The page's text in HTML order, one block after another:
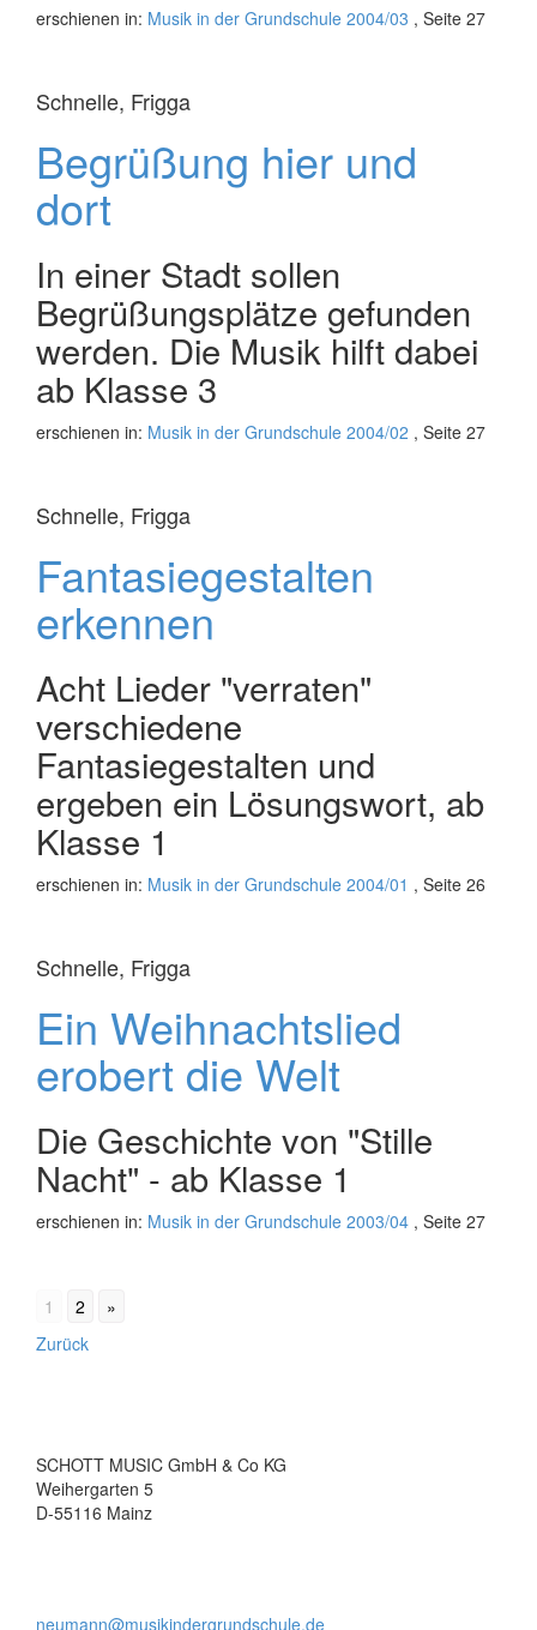
erschienen in: Musik in der Grundschule 2004/03 , Seite 27
Schnelle, Frigga
Begrüßung hier und
dort
In einer Stadt sollen
Begrüßungsplätze gefunden
werden. Die Musik hilft dabei 
ab Klasse 3
erschienen in: Musik in der Grundschule 2004/02 , Seite 27
Schnelle, Frigga
Fantasiegestalten
erkennen
Acht Lieder "verraten"
verschiedene
Fantasiegestalten und
ergeben ein Lösungswort, ab
Klasse 1
erschienen in: Musik in der Grundschule 2004/01 , Seite 26
Schnelle, Frigga
Ein Weihnachtslied
erobert die Welt
Die Geschichte von "Stille
Nacht" - ab Klasse 1
erschienen in: Musik in der Grundschule 2003/04 , Seite 27
1 2 »
Beitrags-
Zurück
SCHOTT MUSIC GmbH & Co KG
Weihergarten 5
D-55116 Mainz
neumann@musikindergrundschule.de